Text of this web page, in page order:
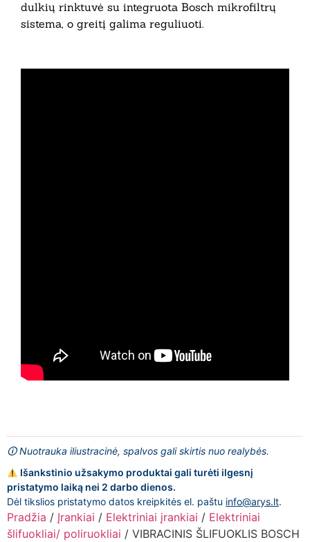
dulkių rinktuvė su integruota Bosch mikrofiltrų
sistema, o greitį galima reguliuoti.
🛈 Nuotrauka iliustracinė, spalvos gali skirtis nuo realybės.
Išankstinio užsakymo produktai gali turėti ilgesnį
pristatymo laiką nei 2 darbo dienos.
Dėl tikslios pristatymo datos kreipkitės el. paštu info@arys.lt.
Pradžia / Įrankiai / Elektriniai įrankiai / Elektriniai
šlifuokliai/ poliruokliai / VIBRACINIS ŠLIFUOKLIS BOSCH